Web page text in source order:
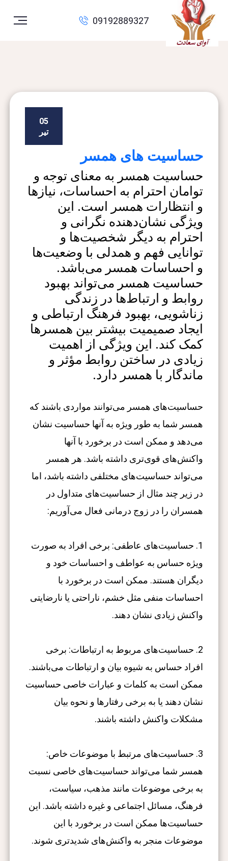
09192889327
05
تیر
حساسیت های همسر
حساسیت همسر به معنای توجه و
توامان احترام به احساسات، نیازها
و انتظارات همسر است. این
ویژگی نشان‌دهنده نگرانی و
احترام به دیگر شخصیت‌ها و
توانایی فهم و همدلی با وضعیت‌ها
و احساسات همسر می‌باشد.
حساسیت همسر می‌تواند بهبود
روابط و ارتباط‌ها در زندگی
زناشویی، بهبود فرهنگ ارتباطی و
ایجاد صمیمیت بیشتر بین همسرها
کمک کند. این ویژگی از اهمیت
زیادی در ساختن روابط مؤثر و
ماندگار با همسر دارد.
حساسیت‌های همسر می‌توانند مواردی باشند که
همسر شما به طور ویژه به آنها حساسیت نشان
می‌دهد و ممکن است در برخورد با آنها
واکنش‌های قوی‌تری داشته باشد. هر همسر
می‌تواند حساسیت‌های مختلفی داشته باشد، اما
در زیر چند مثال از حساسیت‌های متداول در
همسران را در زوج درمانی فعال می‌آوریم:
1. حساسیت‌های عاطفی: برخی افراد به صورت
ویژه حساس به عواطف و احساسات خود و
دیگران هستند. ممکن است در برخورد با
احساسات منفی مثل خشم، ناراحتی یا نارضایتی
واکنش زیادی نشان دهند.
2. حساسیت‌های مربوط به ارتباطات: برخی
افراد حساس به شیوه بیان و ارتباطات می‌باشند.
ممکن است به کلمات و عبارات خاصی حساسیت
نشان دهند یا به برخی رفتارها و نحوه بیان
مشکلات واکنش داشته باشند.
3. حساسیت‌های مرتبط با موضوعات خاص:
همسر شما می‌تواند حساسیت‌های خاصی نسبت
به برخی موضوعات مانند مذهب، سیاست،
فرهنگ، مسائل اجتماعی و غیره داشته باشد. این
حساسیت‌ها ممکن است در برخورد با این
موضوعات منجر به واکنش‌های شدیدتری شوند.